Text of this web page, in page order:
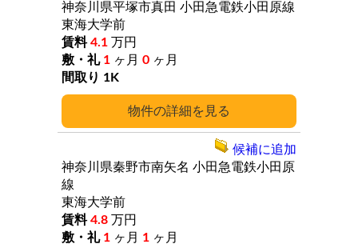
詳細
神奈川県平塚市真田 小田急電鉄小田原線
東海大学前
4.1 万円
1 ヶ月 0 ヶ月
1K
神奈川県秦野市南矢名 小田急電鉄小田原
線
東海大学前
4.8 万円
1 ヶ月 1 ヶ月
候補に追加